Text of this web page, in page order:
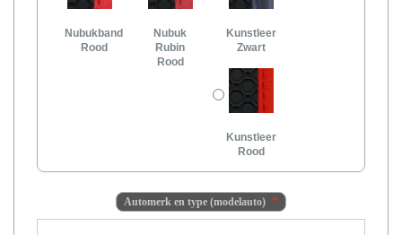
Nubukband
Rood
Nubuk
Rubin
Rood
Kunstleer
Zwart
Kunstleer
Rood
Automerk en type (modelauto)